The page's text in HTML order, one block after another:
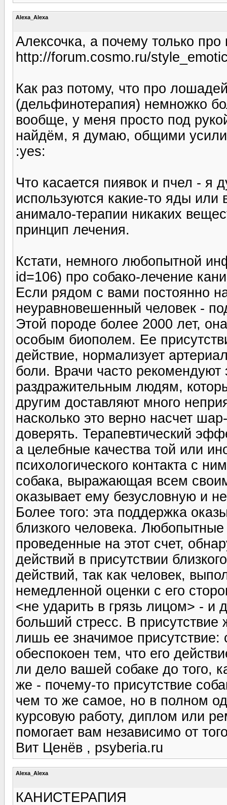
Alexa_Alexa
Алексочка, а почему только про
http://forum.cosmo.ru/
Как раз потому, что про
(дельфинотерапия) немножко
вообще, у меня просто под
найдём, я думаю, общими
:yes:
Что касается пиявок и пчел - я
используются какие-то яды
анимало-терапии никаких
принцип лечения.
Кстати, немного любопытной
id=106) про собако-лечение
Если рядом с вами постоянно
неуравновешенный человек -
Этой породе более 2000 лет,
особым биополем. Ее
действие, нормализует
боли. Врачи часто рекомендуют
раздражительным людям,
другим доставляют много
насколько это верно насчет
доверять. Терапевтический
а целебные качества той или
психологического контакта с
собака, выражающая всем
оказывает ему безусловную и
Более того: эта поддержка
близкого человека.
проведенные на этот счет,
действий в присутствии
действий, так как человек,
немедленной оценки с его
<не ударить в грязь лицом> - и
больший стресс. В
лишь ее значимое присутствие:
обеспокоен тем, что его
ли дело вашей собаке до того,
же - почему-то присутствие
чем то же самое, но в полном
курсовую работу, диплом или
помогает вам независимо от
Вит Ценёв , psyberia.ru
Alexa_Alexa
КАНИСТЕРАПИЯ